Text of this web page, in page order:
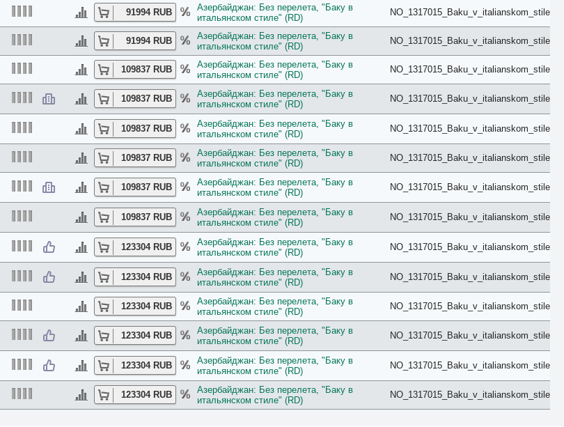
Diamond Club
Different
Duplex
Economy
Elegance
Exclusive
Family
First Floor
Forest View
Grand
Ground Floor
Harbour
Inland View
Jacuzzi
Jungle View
Junior Suite
Kitchen
Lagoon
Large
Loft
Lounge
Main Building
Maisonette
91994 RUB
Азербайджан: Без перелета, "Баку в
итальянском стиле" (RD)
NO_1317015_Baku_v_italianskom_stile
91994 RUB
Азербайджан: Без перелета, "Баку в
итальянском стиле" (RD)
NO_1317015_Baku_v_italianskom_stile
109837 RUB
Азербайджан: Без перелета, "Баку в
итальянском стиле" (RD)
NO_1317015_Baku_v_italianskom_stile
109837 RUB
Азербайджан: Без перелета, "Баку в
итальянском стиле" (RD)
NO_1317015_Baku_v_italianskom_stile
109837 RUB
Азербайджан: Без перелета, "Баку в
итальянском стиле" (RD)
NO_1317015_Baku_v_italianskom_stile
109837 RUB
Азербайджан: Без перелета, "Баку в
итальянском стиле" (RD)
NO_1317015_Baku_v_italianskom_stile
109837 RUB
Азербайджан: Без перелета, "Баку в
итальянском стиле" (RD)
NO_1317015_Baku_v_italianskom_stile
109837 RUB
Азербайджан: Без перелета, "Баку в
итальянском стиле" (RD)
NO_1317015_Baku_v_italianskom_stile
123304 RUB
Азербайджан: Без перелета, "Баку в
итальянском стиле" (RD)
NO_1317015_Baku_v_italianskom_stile
123304 RUB
Азербайджан: Без перелета, "Баку в
итальянском стиле" (RD)
NO_1317015_Baku_v_italianskom_stile
123304 RUB
Азербайджан: Без перелета, "Баку в
итальянском стиле" (RD)
NO_1317015_Baku_v_italianskom_stile
123304 RUB
Азербайджан: Без перелета, "Баку в
итальянском стиле" (RD)
NO_1317015_Baku_v_italianskom_stile
123304 RUB
Азербайджан: Без перелета, "Баку в
итальянском стиле" (RD)
NO_1317015_Baku_v_italianskom_stile
123304 RUB
Азербайджан: Без перелета, "Баку в
итальянском стиле" (RD)
NO_1317015_Baku_v_italianskom_stile